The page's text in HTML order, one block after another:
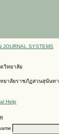
JOURNAL SYSTEMS
วิทยาลัย
ยาลัยราชภัฏสวนสุนันทา
Help